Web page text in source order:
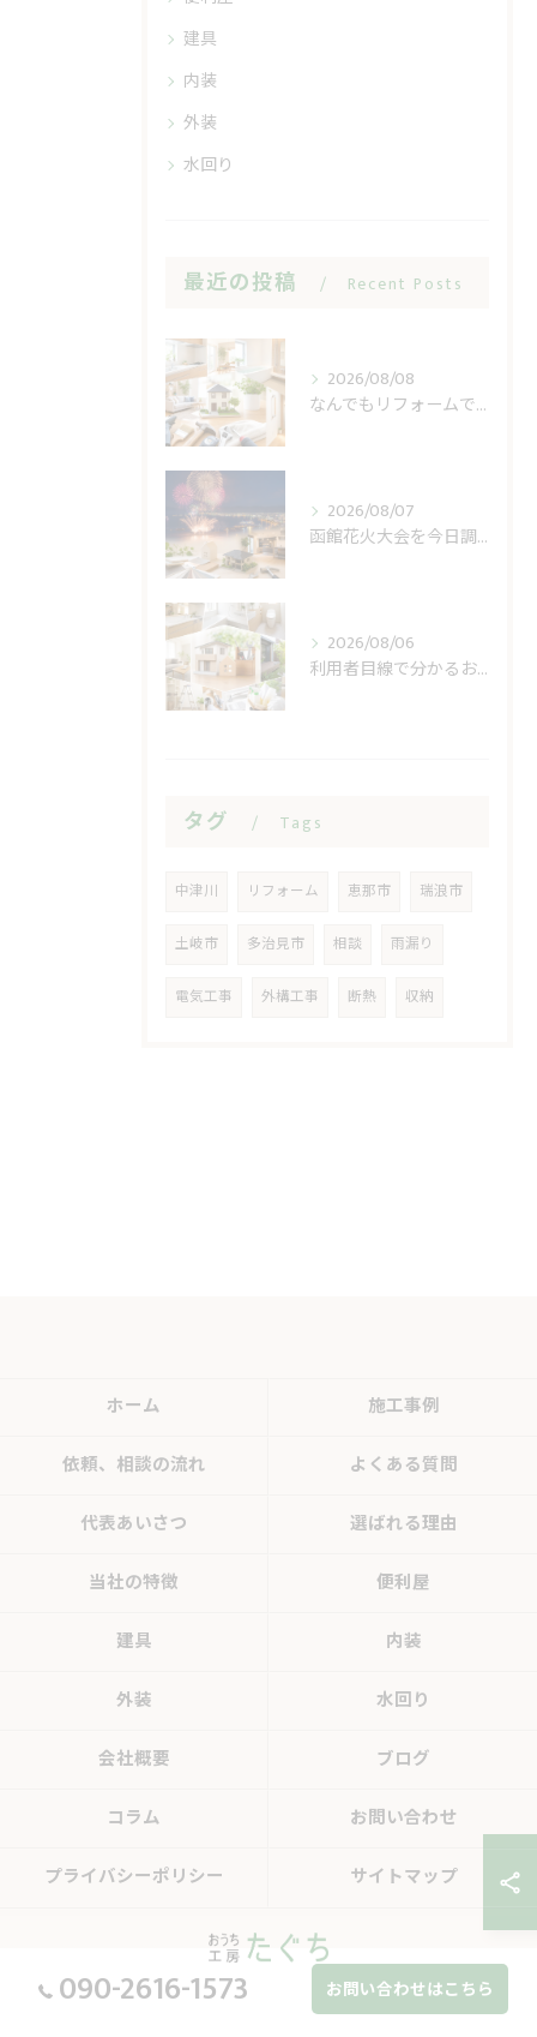
建具
内装
外装
水回り
最近の投稿 Recent Posts
2026/08/08
なんでもリフォームで小修繕の費用不安を軽く
2026/08/07
函館花火大会を今日調べる前に見る開催日と順延
2026/08/06
利用者目線で分かるおうち工房たぐちの安心感
タグ Tags
中津川 リフォーム 恵那市 瑞浪市
土岐市 多治見市 相談 雨漏り
電気工事 外構工事 断熱 収納
090-2616-1573 お問い合わせはこちら
ホーム 施工事例
依頼、相談の流れ よくある質問
代表あいさつ 選ばれる理由
当社の特徴 便利屋
建具 内装
外装 水回り
会社概要 ブログ
コラム お問い合わせ
プライバシーポリシー サイトマップ
© 2026 岐阜県中津川のリフォームならおうち工房たぐち ALL RIGHTS RESERVED.